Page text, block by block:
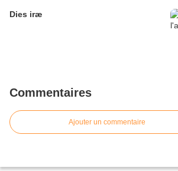
Dies iræ
Commentaires
Ajouter un commentaire